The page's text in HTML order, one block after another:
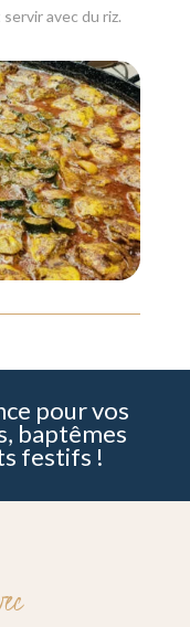
avec du riz.
pour vos
baptêmes
festifs !